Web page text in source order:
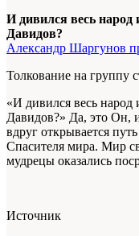
И дивился весь народ
Давидов?
Александр Шаргунов
Толкование на группу
«И дивился весь
Давидов?» Да, это Он,
вдруг открывается
Спасителя мира. Мир
мудрецы оказались
Источник